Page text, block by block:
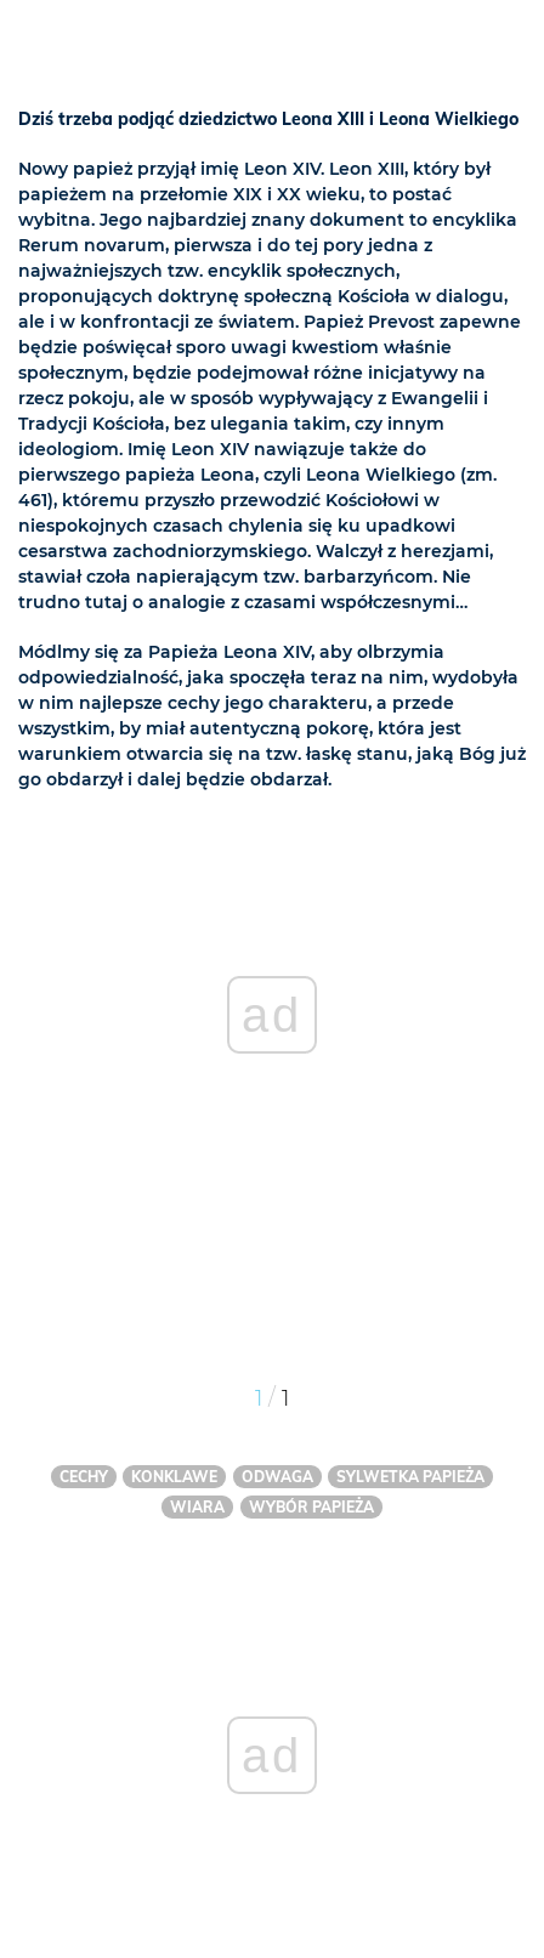
Dziś trzeba podjąć dziedzictwo Leona XIII i Leona Wielkiego
Nowy papież przyjął imię Leon XIV. Leon XIII, który był
papieżem na przełomie XIX i XX wieku, to postać
wybitna. Jego najbardziej znany dokument to encyklika
Rerum novarum, pierwsza i do tej pory jedna z
najważniejszych tzw. encyklik społecznych,
proponujących doktrynę społeczną Kościoła w dialogu,
ale i w konfrontacji ze światem. Papież Prevost zapewne
będzie poświęcał sporo uwagi kwestiom właśnie
społecznym, będzie podejmował różne inicjatywy na
rzecz pokoju, ale w sposób wypływający z Ewangelii i
Tradycji Kościoła, bez ulegania takim, czy innym
ideologiom. Imię Leon XIV nawiązuje także do
pierwszego papieża Leona, czyli Leona Wielkiego (zm.
461), któremu przyszło przewodzić Kościołowi w
niespokojnych czasach chylenia się ku upadkowi
cesarstwa zachodniorzymskiego. Walczył z herezjami,
stawiał czoła napierającym tzw. barbarzyńcom. Nie
trudno tutaj o analogie z czasami współczesnymi…
Módlmy się za Papieża Leona XIV, aby olbrzymia
odpowiedzialność, jaka spoczęła teraz na nim, wydobyła
w nim najlepsze cechy jego charakteru, a przede
wszystkim, by miał autentyczną pokorę, która jest
warunkiem otwarcia się na tzw. łaskę stanu, jaką Bóg już
go obdarzył i dalej będzie obdarzał.
ad
1 / 1
CECHY KONKLAWE ODWAGA
SYLWETKA PAPIEŻA
WIARA
WYBÓR PAPIEŻA
ad